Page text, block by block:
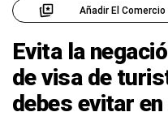
Añadir El
Evita la
de visa de
debes evitar